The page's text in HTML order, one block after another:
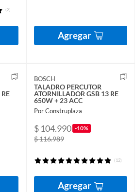
(2)
Agregar
BOSCH
TALADRO PERCUTOR
ATORNILLADOR GSB 13 RE
650W + 23 ACC
Por Construplaza
$ 104.990 -10%
$ 116.989
(12)
Agregar